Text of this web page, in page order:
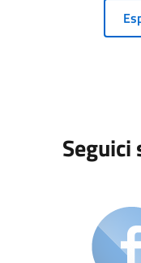
Seguici